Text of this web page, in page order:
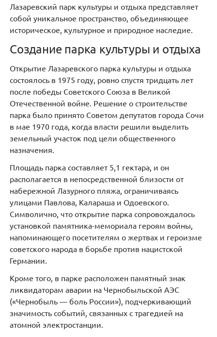
Лазаревский парк культуры и отдыха представляет
собой уникальное пространство, объединяющее
историческое, культурное и природное наследие.
Создание парка культуры и отдыха
Открытие Лазаревского парка культуры и отдыха
состоялось в 1975 году, ровно спустя тридцать лет
после победы Советского Союза в Великой
Отечественной войне. Решение о строительстве
парка было принято Советом депутатов города Сочи
в мае 1970 года, когда власти решили выделить
земельный участок под цели общественного
назначения.
Площадь парка составляет 5,1 гектара, и он
располагается в непосредственной близости от
набережной Лазурного пляжа, ограничиваясь
улицами Павлова, Калараша и Одоевского.
Символично, что открытие парка сопровождалось
установкой памятника-мемориала героям войны,
напоминающего посетителям о жертвах и героизме
советского народа в борьбе против нацистской
Германии.
Кроме того, в парке расположен памятный знак
ликвидаторам аварии на Чернобыльской АЭС
(«Чернобыль — боль России»), подчеркивающий
значимость событий, связанных с трагедией на
атомной электростанции.